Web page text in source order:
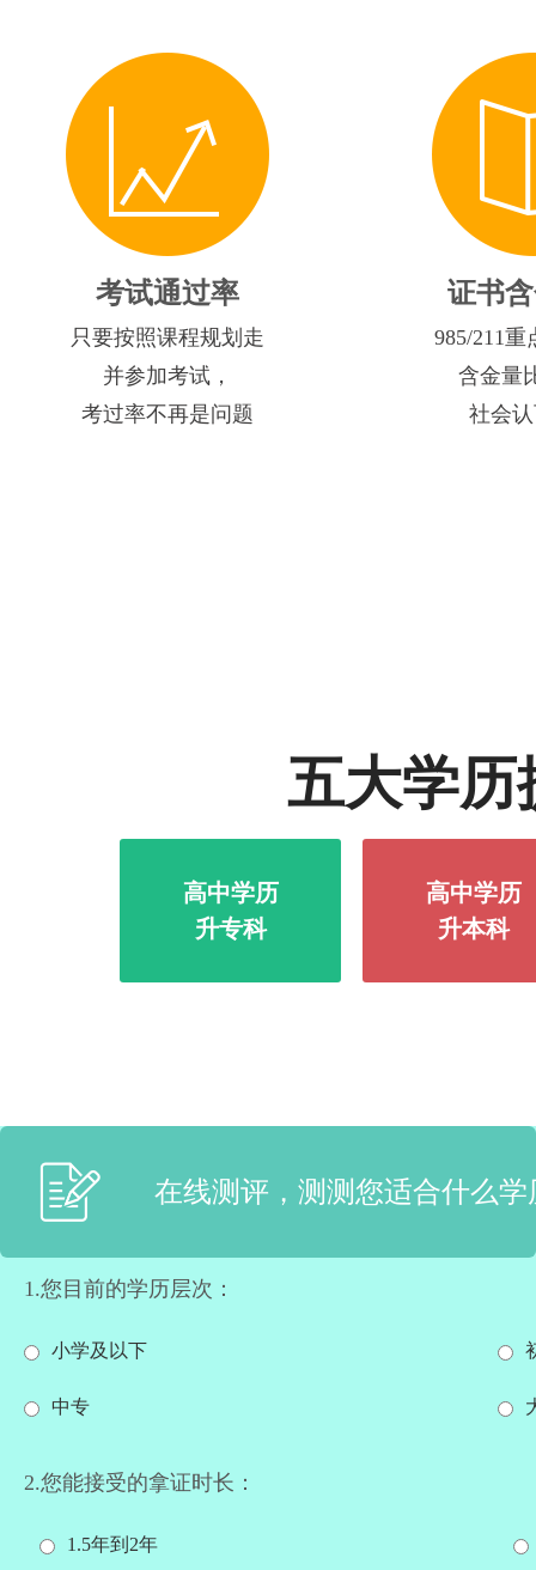
考试通过率
只要按照课程规划走
并参加考试，
考过率不再是问题
证书
985/211重
含金量
社会
五大学历
高中学历
升专科
高中学历
升本科
在线测评，测测您适合什么
1.您目前的学历层次：
小学及以下
中专
2.您能接受的拿证时长：
1.5年到2年